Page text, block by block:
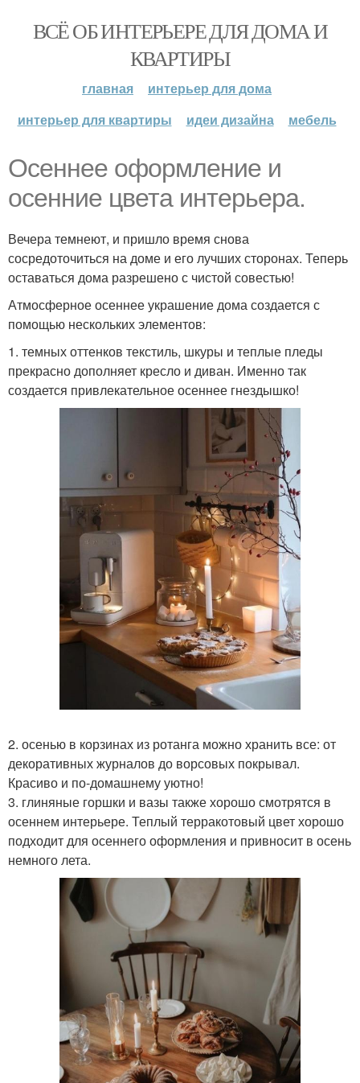
ВСЁ ОБ ИНТЕРЬЕРЕ ДЛЯ ДОМА И
КВАРТИРЫ
главная
интерьер для дома
интерьер для квартиры
идеи дизайна мебель
Осеннее оформление и
осенние цвета интерьера.
Вечера темнеют, и пришло время снова
сосредоточиться на доме и его лучших сторонах. Теперь
оставаться дома разрешено с чистой совестью!
Атмосферное осеннее украшение дома создается с
помощью нескольких элементов:
1. темных оттенков текстиль, шкуры и теплые пледы
прекрасно дополняет кресло и диван. Именно так
создается привлекательное осеннее гнездышко!
2. осенью в корзинах из ротанга можно хранить все: от
декоративных журналов до ворсовых покрывал.
Красиво и по-домашнему уютно!
3. глиняные горшки и вазы также хорошо смотрятся в
осеннем интерьере. Теплый терракотовый цвет хорошо
подходит для осеннего оформления и привносит в осень
немного лета.